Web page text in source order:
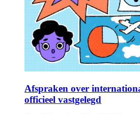
Afspraken over
officieel vastgelegd